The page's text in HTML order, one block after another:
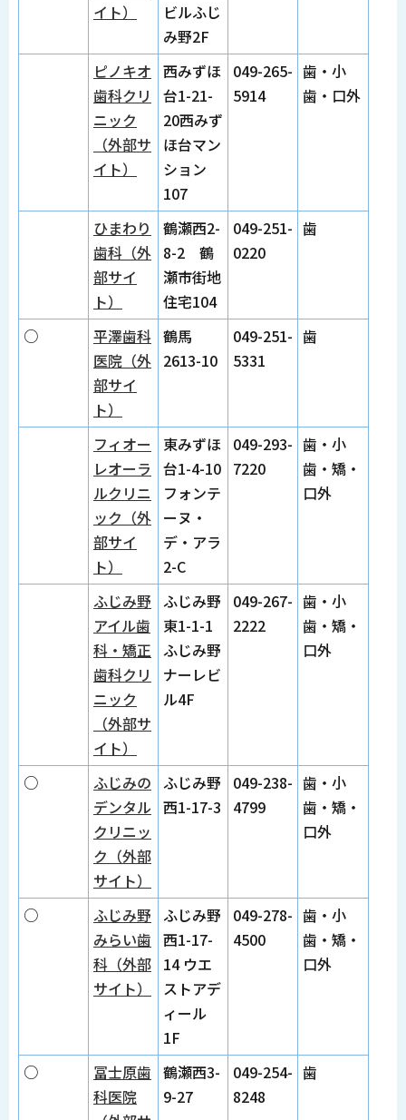
イト）
ビルふじ
み野2F
ピノキオ
歯科クリ
ニック
（外部サ
イト）
西みずほ
台1-21-
20西みず
ほ台マン
ション
107
049-265-
5914
歯・小
歯・口外
ひまわり
歯科（外
部サイ
ト）
鶴瀬西2-
8-2 鶴
瀬市街地
住宅104
049-251-
0220
歯
○
平澤歯科
医院（外
部サイ
ト）
鶴馬
2613-10
049-251-
5331
歯
フィオー
レオーラ
ルクリニ
ック（外
部サイ
ト）
東みずほ
台1-4-10
フォンテ
ーヌ・
デ・アラ
2-C
049-293-
7220
歯・小
歯・矯・
口外
ふじみ野
アイル歯
科・矯正
歯科クリ
ニック
（外部サ
イト）
ふじみ野
東1-1-1
ふじみ野
ナーレビ
ル4F
049-267-
2222
歯・小
歯・矯・
口外
○
ふじみの
デンタル
クリニッ
ク（外部
サイト）
ふじみ野
西1-17-3
049-238-
4799
歯・小
歯・矯・
口外
○
ふじみ野
みらい歯
科（外部
サイト）
ふじみ野
西1-17-
14 ウエ
ストアデ
ィール
1F
049-278-
4500
歯・小
歯・矯・
口外
○
冨士原歯
科医院
鶴瀬西3-
9-27
049-254-
8248
歯